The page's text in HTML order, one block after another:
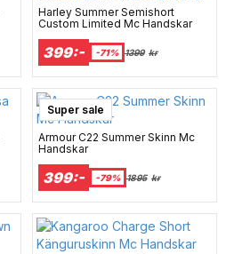
Harley Summer Semishort
Custom Limited Mc Handskar
399:- -71% 1399 kr
Super sale
Armour C22 Summer Skinn Mc
Handskar
399:- -79% 1895 kr